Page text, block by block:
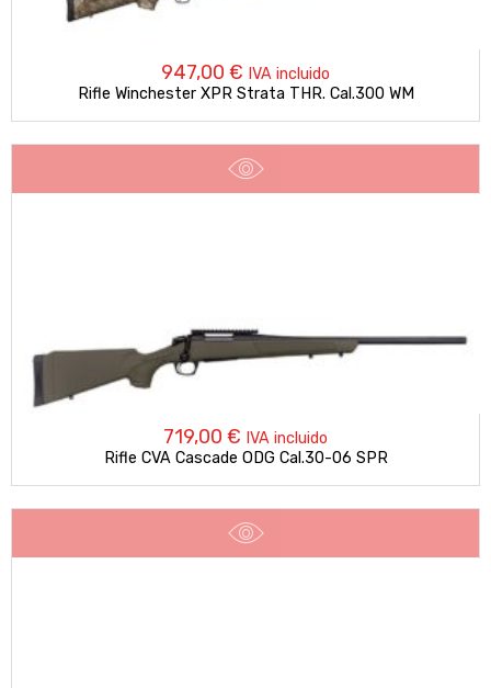
947,00 € IVA incluido
Rifle Winchester XPR Strata THR. Cal.300 WM
719,00 € IVA incluido
Rifle CVA Cascade ODG Cal.30-06 SPR